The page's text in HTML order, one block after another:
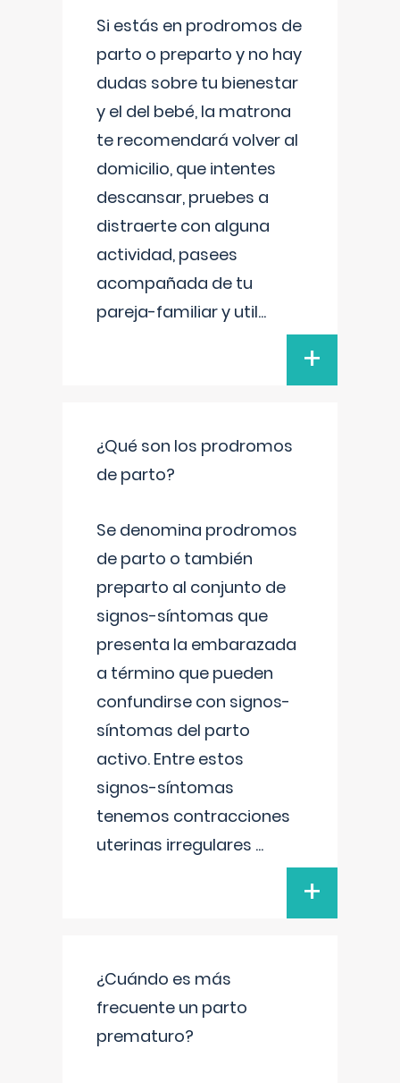
Si estás en prodromos de
parto o preparto y no hay
dudas sobre tu bienestar
y el del bebé, la matrona
te recomendará volver al
domicilio, que intentes
descansar, pruebes a
distraerte con alguna
actividad, pasees
acompañada de tu
pareja-familiar y util...
+
¿Qué son los prodromos
de parto?
Se denomina prodromos
de parto o también
preparto al conjunto de
signos-síntomas que
presenta la embarazada
a término que pueden
confundirse con signos-
síntomas del parto
activo. Entre estos
signos-síntomas
tenemos contracciones
uterinas irregulares ...
+
¿Cuándo es más
frecuente un parto
prematuro?